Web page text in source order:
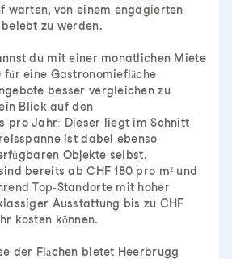
warten, von einem engagierten
zu werden.
du mit einer monatlichen Miete
für eine Gastronomiefläche
besser vergleichen zu
Blick auf den
pro Jahr: Dieser liegt im Schnitt
ist dabei ebenso
Objekte selbst.
bereits ab CHF 180 pro m² und
Top-Standorte mit hoher
Ausstattung bis zu CHF
kosten können.
der Flächen bietet Heerbrugg